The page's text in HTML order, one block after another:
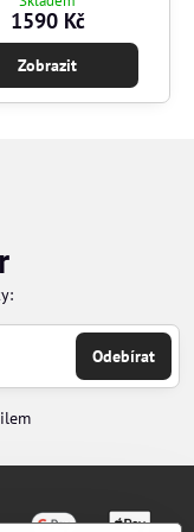
1590 Kč
Zobrazit
Odebírat